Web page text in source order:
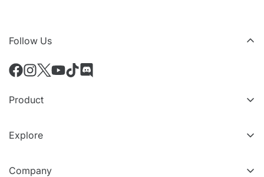
Follow Us
Product
Accessoires
Explore
Company